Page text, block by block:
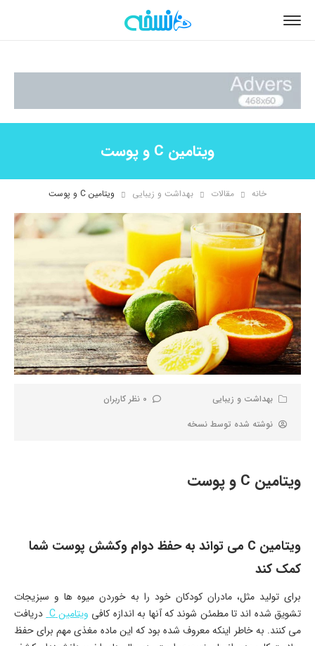
ویتامین C و پوست
خانه مقالات بهداشت و زیبایی ویتامین C و پوست
بهداشت و زیبایی
0 نظر کاربران
نوشته شده توسط نسخه
ویتامین C و پوست
ویتامین C می تواند به حفظ دوام وکشش پوست شما
کمک کند
برای تولید مثل، مادران کودکان خود را به خوردن میوه ها و سبزیجات
تشویق شده اند تا مطمئن شوند که آنها به اندازه کافی ویتامین C
دریافت
می کنند. به خاطر اینکه معروف شده بود که این ماده مغذی مهم برای حفظ